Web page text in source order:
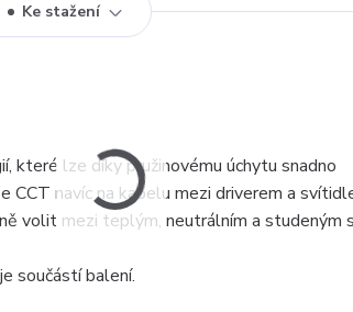
Ke stažení
které lze díky pružinovému úchytu snadno
navíc na kabelu mezi driverem a
volit mezi teplým, neutrálním a studeným
součástí balení.